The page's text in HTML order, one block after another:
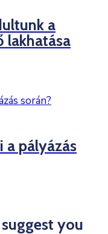
a
lakhatása
a pályázás
you